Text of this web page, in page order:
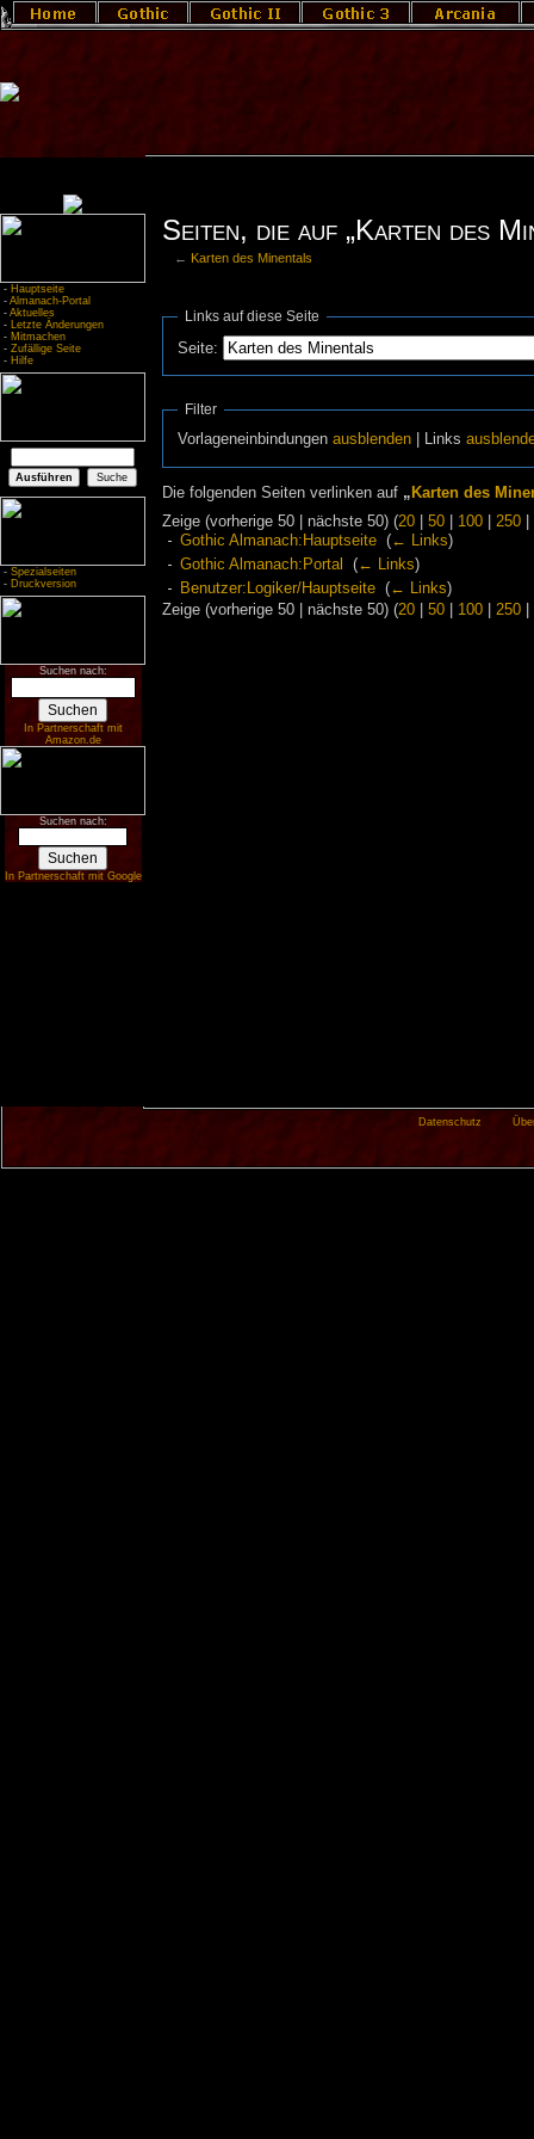
- Hauptseite
- Almanach-Portal
- Aktuelles
- Letzte Änderungen
- Mitmachen
- Zufällige Seite
- Hilfe
- Spezialseiten
- Druckversion
Suchen nach:
In Partnerschaft mit
Amazon.de
Suchen nach:
In Partnerschaft mit Google
Seiten, die auf „Karten des
← Karten des Minentals
Links auf diese Seite
Seite:
Filter
Vorlageneinbindungenausblenden | Links
Die folgenden Seiten verlinken auf „ Karten des
Zeige (vorherige 50 | nächste 50) (20| 50| 100| 250|
Gothic Almanach:Hauptseite‎ (← Links)
Gothic Almanach:Portal
(← Links)
Benutzer:Logiker/Hauptseite‎ (← Links)
Zeige (vorherige 50 | nächste 50) (20| 50| 100| 250|
Datenschutz